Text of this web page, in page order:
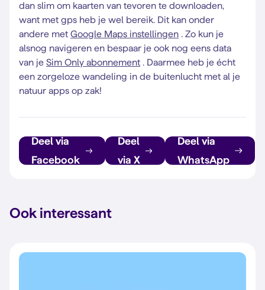
dan slim om kaarten van tevoren te downloaden,
want met gps heb je wel bereik. Dit kan onder
andere met Google Maps instellingen . Zo kun je
alsnog navigeren en bespaar je ook nog eens data
van je Sim Only abonnement . Daarmee heb je écht
een zorgeloze wandeling in de buitenlucht met al je
natuur apps op zak!
Deel via
Facebook
Deel
via X
Deel via
WhatsApp
Ook interessant